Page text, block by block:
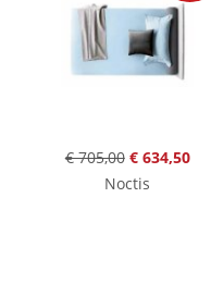
€ 705,00 € 634,50
Noctis